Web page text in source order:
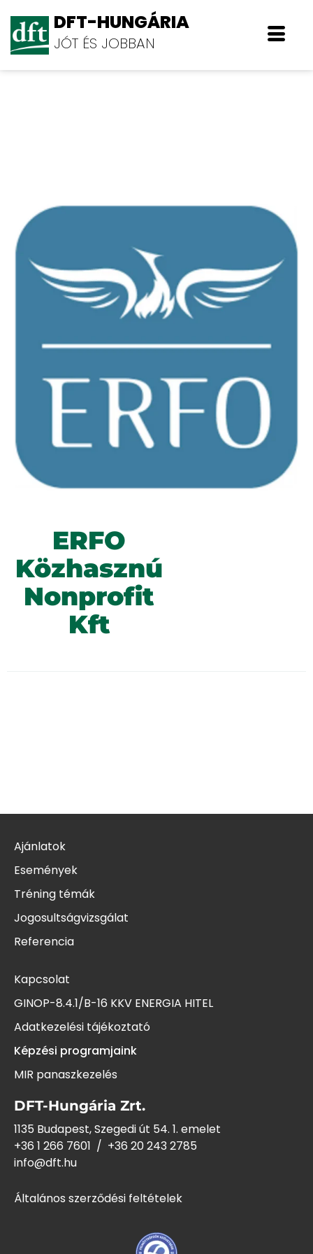
DFT-HUNGÁRIA
JÓT ÉS JOBBAN
ERFO
Közhasznú
Nonprofit
Kft
Ajánlatok
Események
Tréning témák
Jogosultságvizsgálat
Referencia
Kapcsolat
GINOP-8.4.1/B-16 KKV ENERGIA HITEL
Adatkezelési tájékoztató
Képzési programjaink
MIR panaszkezelés
DFT-Hungária Zrt.
1135 Budapest, Szegedi út 54. 1. emelet
+36 1 266 7601 / +36 20 243 2785
info@dft.hu
Általános szerződési feltételek